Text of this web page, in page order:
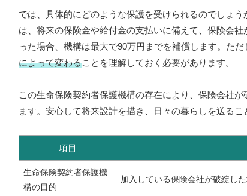
では、具体的にどのような保護を受けられるのでしょ
は、将来の保険金や給付金の支払いに備えて、保険会
った場合、機構は最大で90万円までを補償します。た
によって変わることを理解しておく必要があります。
この生命保険契約者保護機構の存在により、保険会社
ます。安心して将来設計を描き、日々の暮らしを送る
項目
生命保険契約者保護機
構の目的
加入している保険会社が破綻し